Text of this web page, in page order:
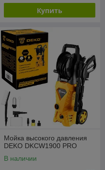
Купить
Мойка высокого давления
DEKO DKCW1900 PRO
В наличии